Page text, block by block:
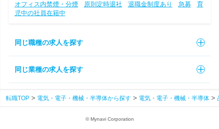
オフィス内禁煙・分煙
原則定時退社 退職金制度あり 急募
育
児中の社員在籍中
同じ職種の求人を探す
同じ業種の求人を探す
転職TOP 電気・電子・機械・半導体から探す 電気・電子・機械・半導体
© Mynavi Corporation